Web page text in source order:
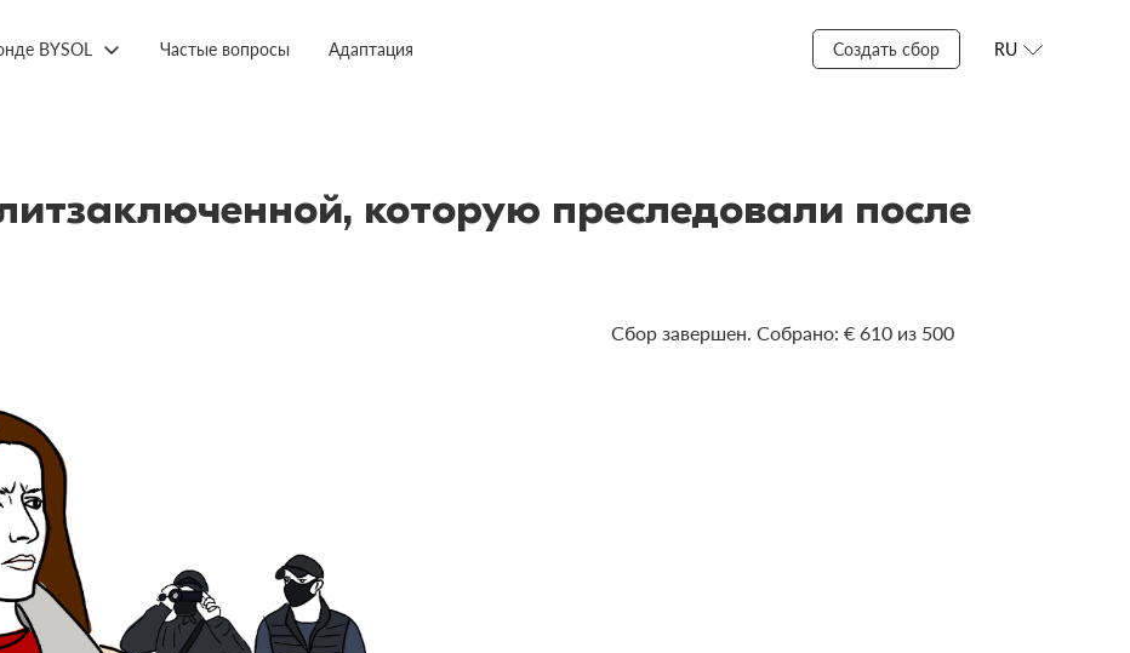
BYSOL Частые вопросы Адаптация Создать сбор RU
которую преследовали после
Сбор завершен. Собрано: € 610 из 500